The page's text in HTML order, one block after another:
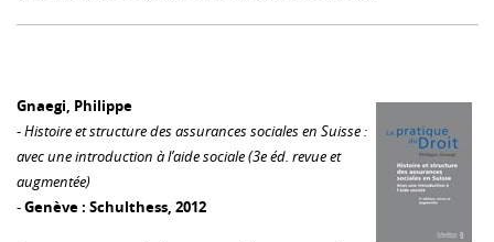
Gnaegi, Philippe
-Histoire et structure des assurances sociales en Suisse :
avec une introduction à l’aide sociale (3e éd. revue et
augmentée)
-Genève : Schulthess, 2012